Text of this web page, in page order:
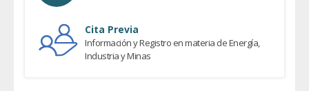
Cita Previa
Información y Registro en materia de Energía,
Industria y Minas